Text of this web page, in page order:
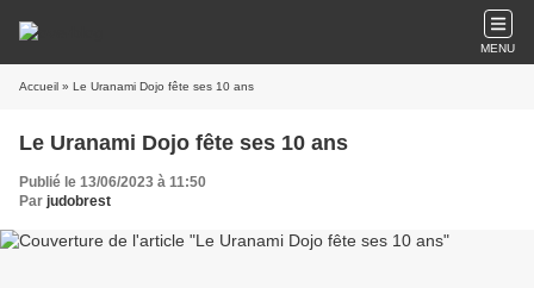
MENU
Accueil » Le Uranami Dojo fête ses 10 ans
Le Uranami Dojo fête ses 10 ans
Publié le 13/06/2023 à 11:50
Par judobrest